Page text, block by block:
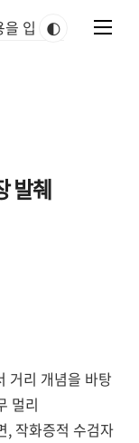
🌓
발췌
거리 개념을 바탕
멀리
, 작화증적 수검자